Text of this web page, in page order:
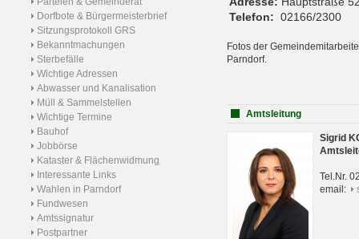
Dorfbote & Bürgermeisterbrief
Sitzungsprotokoll GRS
Bekanntmachungen
Sterbefälle
Wichtige Adressen
Abwasser und Kanalisation
Müll & Sammelstellen
Wichtige Termine
Bauhof
Jobbörse
Kataster & Flächenwidmung
Interessante Links
Wahlen in Parndorf
Fundwesen
Amtssignatur
Postpartner
Telefon: 02166/2300
Fotos der
Parndorf.
Amtsleitung
Sigrid
Tel.Nr.
email: